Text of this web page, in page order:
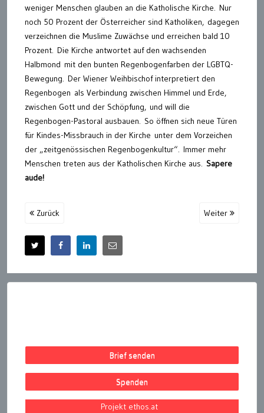
weniger Menschen glauben an die Katholische Kirche. Nur
noch 50 Prozent der Österreicher sind Katholiken, dagegen
verzeichnen die Muslime Zuwächse und erreichen bald 10
Prozent. Die Kirche antwortet auf den wachsenden
Halbmond mit den bunten Regenbogenfarben der LGBTQ-
Bewegung. Der Wiener Weihbischof interpretiert den
Regenbogen als Verbindung zwischen Himmel und Erde,
zwischen Gott und der Schöpfung, und will die
Regenbogen-Pastoral ausbauen. So öffnen sich neue Türen
für Kindes-Missbrauch in der Kirche unter dem Vorzeichen
der „zeitgenössischen Regenbogenkultur“. Immer mehr
Menschen treten aus der Katholischen Kirche aus. Sapere
aude!
Zurück Weiter
Brief senden
Spenden
Projekt ethos.at